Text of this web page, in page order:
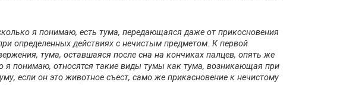
я понимаю, есть тума, передающаяся даже от прикосновения
определенных действиях с нечистым предметом. К первой
тума, оставшаяся после сна на кончиках палцев, опять же
я понимаю, относятся такие виды тумы как тума, возникающая при
если он это животное съест, само же прикасновение к нечистому